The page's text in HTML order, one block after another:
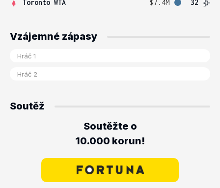
Toronto WTA
$7.4M 32
Vzájemné zápasy
Soutěž
Soutěžte o
10.000 korun!